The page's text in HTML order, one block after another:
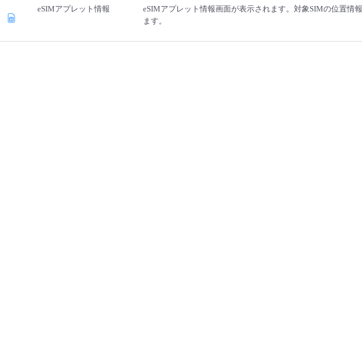
eSIMアプレット情報
eSIMアプレット情報画面が表示されます。対象SIMの位置情
ます。